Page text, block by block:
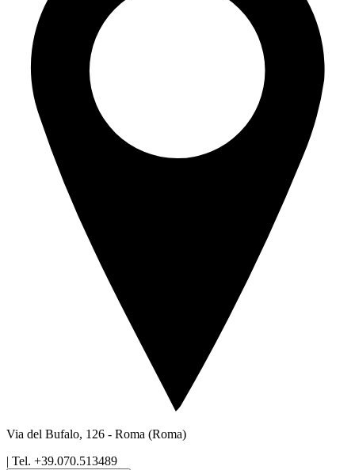
Via del Bufalo, 126 - Roma (Roma)
| Tel. +39.070.513489